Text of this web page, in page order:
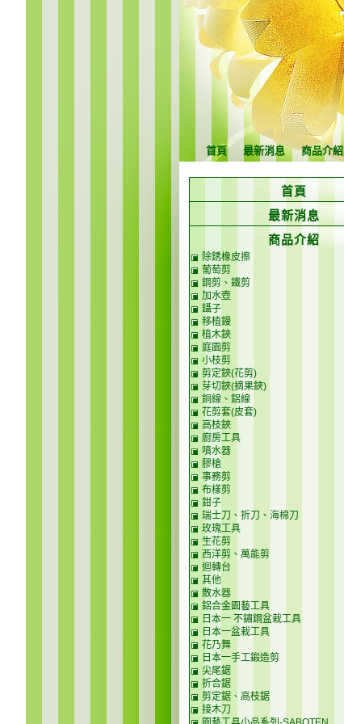
首頁 最新消息 商品介紹
首頁
最新消息
商品介紹
除銹橡皮擦
葡萄剪
鋼剪、鐵剪
加水壺
鑷子
移植鏝
植木鋏
庭園剪
小枝剪
剪定鋏(花剪)
芽切鋏(摘果鋏)
銅線、鋁線
花剪套(皮套)
高枝鋏
廚房工具
噴水器
膠槍
事務剪
布樣剪
鉗子
瑞士刀、折刀、海棉刀
玫瑰工具
生花剪
西洋剪、萬能剪
迴轉台
其他
散水器
鋁合金園藝工具
日本一 不鏽鋼盆栽工具
日本一盆栽工具
花乃舞
日本一手工鍛造剪
尖尾鋸
折合鋸
剪定鋸、高枝鋸
接木刀